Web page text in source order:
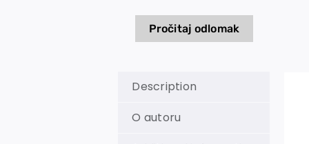
Pročitaj odlomak
Description
O autoru